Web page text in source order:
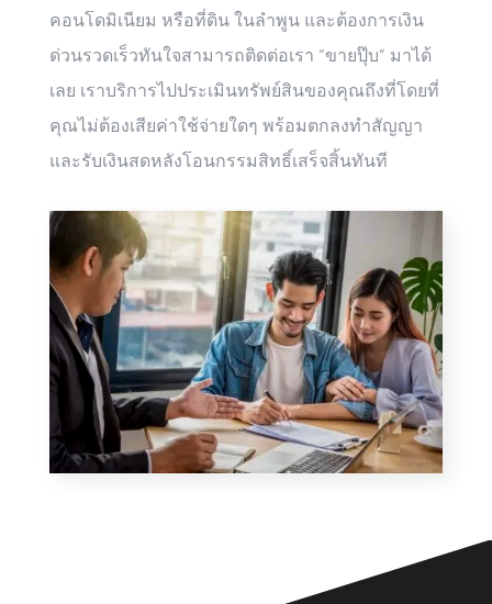
คอนโดมิเนียม หรือที่ดิน ในลำพูน และต้องการเงิน
ด่วนรวดเร็วทันใจสามารถติดต่อเรา “ขายปุ๊บ” มาได้
เลย เราบริการไปประเมินทรัพย์สินของคุณถึงที่โดยที่
คุณไม่ต้องเสียค่าใช้จ่ายใดๆ พร้อมตกลงทำสัญญา
และรับเงินสดหลังโอนกรรมสิทธิ์เสร็จสิ้นทันที